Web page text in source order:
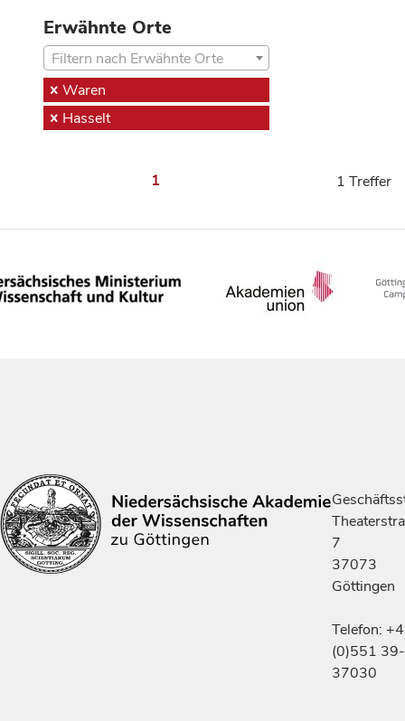
Erwähnte Orte
Filtern nach Erwähnte Orte
Waren
Hasselt
1 1 Treffer
7
37073
Göttingen
Telefon:
(0)551 39-
37030